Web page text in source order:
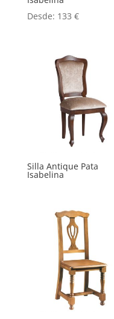
Desde: 133 €
Silla Antique Pata
Isabelina